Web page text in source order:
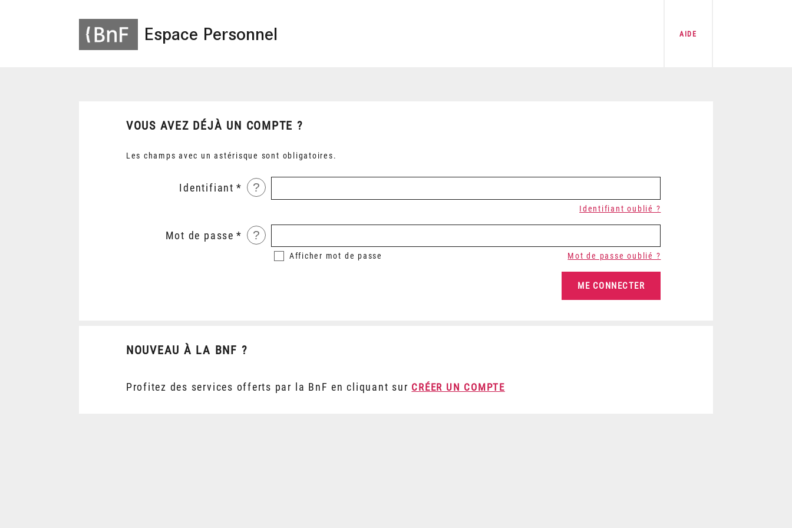
Espace Personnel AIDE
VOUS AVEZ DÉJÀ UN COMPTE ?
Les champs avec un astérisque sont obligatoires.
Identifiant ?
Identifiant oublié ?
Mot de passe ?
Afficher mot de passe Mot de passe oublié ?
NOUVEAU À LA BNF ?
Profitez des services offerts par la BnF en cliquant sur CRÉER UN COMPTE